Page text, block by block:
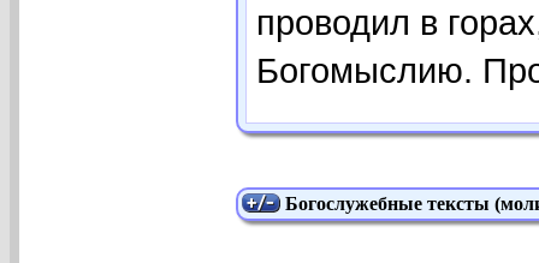
проводил в
Богомыслию.
Богослужебные тексты